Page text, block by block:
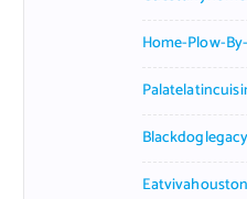
Home-Plow-